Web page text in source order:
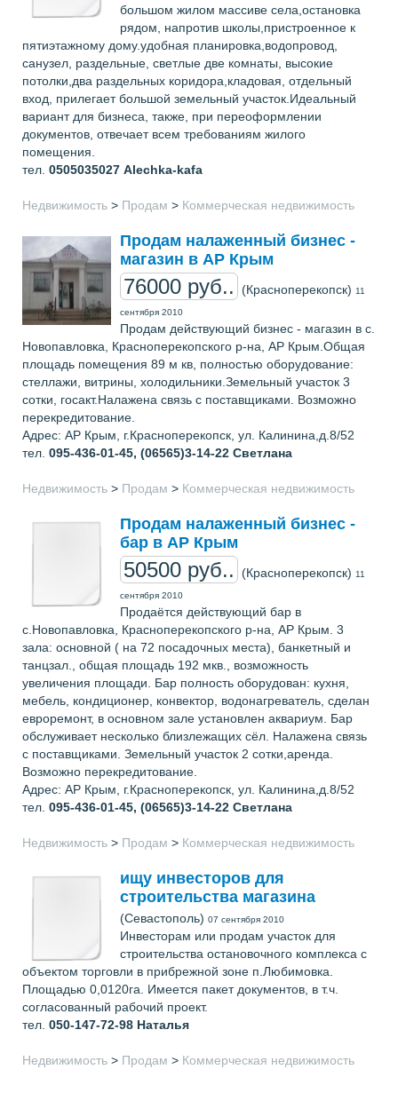
большом жилом массиве села,остановка
рядом, напротив школы,пристроенное к
пятиэтажному дому.удобная планировка,водопровод,
санузел, раздельные, светлые две комнаты, высокие
потолки,два раздельных коридора,кладовая, отдельный
вход, прилегает большой земельный участок.Идеальный
вариант для бизнеса, также, при переоформлении
документов, отвечает всем требованиям жилого
помещения.
тел. 0505035027 Alechka-kafa
Недвижимость > Продам > Коммерческая недвижимость
Продам налаженный бизнес -
магазин в АР Крым
76000 руб.. (Красноперекопск) 11
сентября 2010
Продам действующий бизнес - магазин в с.
Новопавловка, Красноперекопского р-на, АР Крым.Общая
площадь помещения 89 м кв, полностью оборудование:
стеллажи, витрины, холодильники.Земельный участок 3
сотки, госакт.Налажена связь с поставщиками. Возможно
перекредитование.
Адрес: АР Крым, г.Красноперекопск, ул. Калинина,д.8/52
тел. 095-436-01-45, (06565)3-14-22 Светлана
Недвижимость > Продам > Коммерческая недвижимость
Продам налаженный бизнес -
бар в АР Крым
50500 руб.. (Красноперекопск) 11
сентября 2010
Продаётся действующий бар в
с.Новопавловка, Красноперекопского р-на, АР Крым. 3
зала: основной ( на 72 посадочных места), банкетный и
танцзал., общая площадь 192 мкв., возможность
увеличения площади. Бар полность оборудован: кухня,
мебель, кондиционер, конвектор, водонагреватель, сделан
евроремонт, в основном зале установлен аквариум. Бар
обслуживает несколько близлежащих сёл. Налажена связь
с поставщиками. Земельный участок 2 сотки,аренда.
Возможно перекредитование.
Адрес: АР Крым, г.Красноперекопск, ул. Калинина,д.8/52
тел. 095-436-01-45, (06565)3-14-22 Светлана
Недвижимость > Продам > Коммерческая недвижимость
ищу инвесторов для
строительства магазина
(Севастополь) 07 сентября 2010
Инвесторам или продам участок для
строительства остановочного комплекса с
объектом торговли в прибрежной зоне п.Любимовка.
Площадью 0,0120га. Имеется пакет документов, в т.ч.
согласованный рабочий проект.
тел. 050-147-72-98 Наталья
Недвижимость > Продам > Коммерческая недвижимость